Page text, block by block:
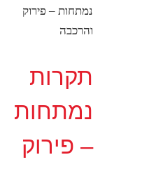
נמתחות – פירוק
והרכבה
תקרות
נמתחות
– פירוק